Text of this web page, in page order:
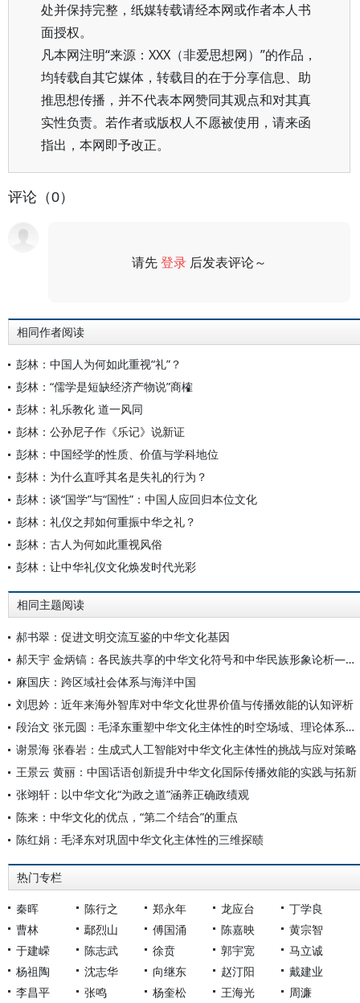
处并保持完整，纸媒转载请经本网或作者本人书
面授权。
凡本网注明“来源：XXX（非爱思想网）”的作品，
均转载自其它媒体，转载目的在于分享信息、助
推思想传播，并不代表本网赞同其观点和对其真
实性负责。若作者或版权人不愿被使用，请来函
指出，本网即予改正。
评论（0）
请先登录 后发表评论～
相同作者阅读
彭林：中国人为何如此重视“礼”？
彭林：“儒学是短缺经济产物说”商榷
彭林：礼乐教化 道一风同
彭林：公孙尼子作《乐记》说新证
彭林：中国经学的性质、价值与学科地位
彭林：为什么直呼其名是失礼的行为？
彭林：谈“国学”与“国性”：中国人应回归本位文化
彭林：礼仪之邦如何重振中华之礼？
彭林：古人为何如此重视风俗
彭林：让中华礼仪文化焕发时代光彩
相同主题阅读
郝书翠：促进文明交流互鉴的中华文化基因
郝天宇 金炳镐：各民族共享的中华文化符号和中华民族形象论析——以人民币为视角
麻国庆：跨区域社会体系与海洋中国
刘思妗：近年来海外智库对中华文化世界价值与传播效能的认知评析
段治文 张元圆：毛泽东重塑中华文化主体性的时空场域、理论体系及重要启示
谢景海 张春岩：生成式人工智能对中华文化主体性的挑战与应对策略
王景云 黄丽：中国话语创新提升中华文化国际传播效能的实践与拓新
张翊轩：以中华文化“为政之道”涵养正确政绩观
陈来：中华文化的优点，“第二个结合”的重点
陈红娟：毛泽东对巩固中华文化主体性的三维探赜
热门专栏
秦晖 陈行之 郑永年 龙应台
丁学良
曹林
鄢烈山 傅国涌 陈嘉映
黄宗智
于建嵘
陈志武 徐贲 郭宇宽
马立诚
杨祖陶
沈志华 向继东 赵汀阳
戴建业
李昌平
张鸣 杨奎松 王海光 周濂